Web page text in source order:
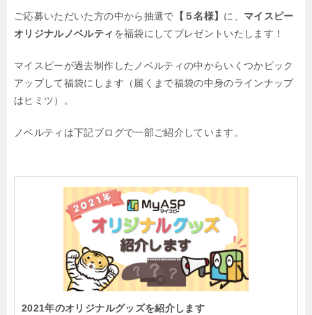
ご応募いただいた方の中から抽選で 【５名様】 に、 マイスピー
オリジナルノベルティ を福袋にしてプレゼントいたします！
マイスピーが過去制作したノベルティの中からいくつかピック
アップして福袋にします（届くまで福袋の中身のラインナップ
はヒミツ）。
ノベルティは下記ブログで一部ご紹介しています。
2021年のオリジナルグッズを紹介します